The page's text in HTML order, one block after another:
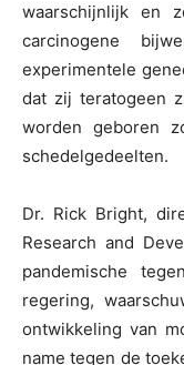
waarschijnlijk en
carcinogene
experimentele
dat zij teratogeen
worden geboren
schedelgedeelten.
Dr. Rick Bright,
Research and
pandemische
regering,
ontwikkeling van
name tegen de